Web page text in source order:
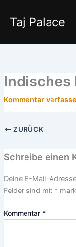
Inhalt
springen
Taj Palace
Indisches
Kommentar
ZURÜCK
Schreibe einen
Deine E-Mail-
Felder sind mit *
Kommentar *